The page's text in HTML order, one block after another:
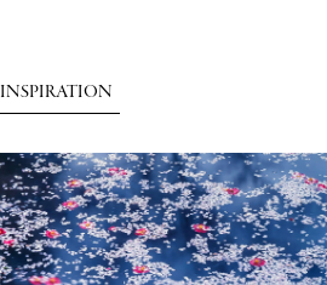
INSPIRATION